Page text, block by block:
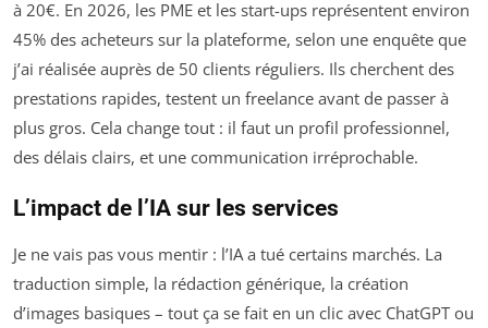
à 20€. En 2026, les PME et les start-ups représentent environ
45% des acheteurs sur la plateforme, selon une enquête que
j’ai réalisée auprès de 50 clients réguliers. Ils cherchent des
prestations rapides, testent un freelance avant de passer à
plus gros. Cela change tout : il faut un profil professionnel,
des délais clairs, et une communication irréprochable.
L’impact de l’IA sur les services
Je ne vais pas vous mentir : l’IA a tué certains marchés. La
traduction simple, la rédaction générique, la création
d’images basiques – tout ça se fait en un clic avec ChatGPT ou